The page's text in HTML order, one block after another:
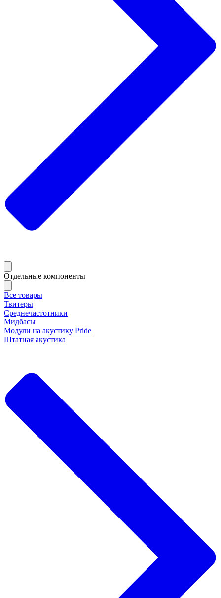
Отдельные компоненты
Все товары
Твитеры
Среднечастотники
Мидбасы
Модули на акустику Pride
Штатная акустика